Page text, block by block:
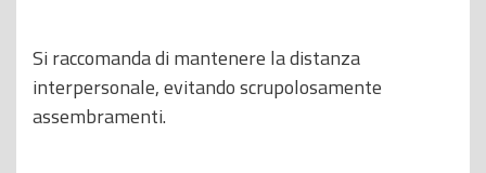
Si raccomanda di mantenere la distanza
interpersonale, evitando scrupolosamente
assembramenti.